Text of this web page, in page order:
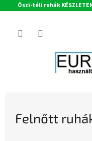
Őszi-téli ruhák
Felnőtt